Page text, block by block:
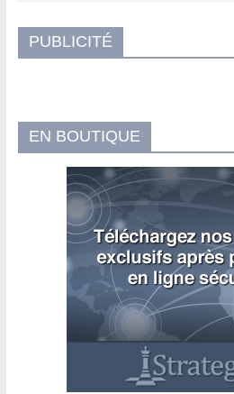
PUBLICITÉ
EN BOUTIQUE